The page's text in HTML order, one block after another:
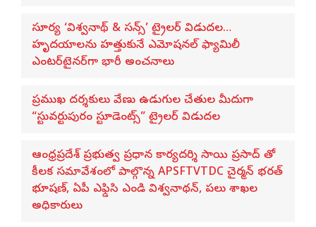
సూర్య ‘విశ్వనాథ్ & సన్స్’ ట్రైలర్ విడుదల…
హృదయాలను హత్తుకునే ఎమోషనల్ ఫ్యామిలీ
ఎంటర్‌టైనర్‌గా భారీ అంచనాలు
ప్రముఖ దర్శకులు వేణు ఉడుగుల చేతుల మీదుగా
“స్టువర్టుపురం స్టూడెంట్స్” ట్రైలర్ విడుదల
ఆంధ్రప్రదేశ్ ప్రభుత్వ ప్రధాన కార్యదర్శి సాయి ప్రసాద్ తో
కీలక సమావేశంలో పాల్గొన్న APSFTVTDC చైర్మన్ భరత్
భూషణ్, ఏపీ ఎఫ్డిసి ఎండి విశ్వనాథన్, పలు శాఖల
అధికారులు